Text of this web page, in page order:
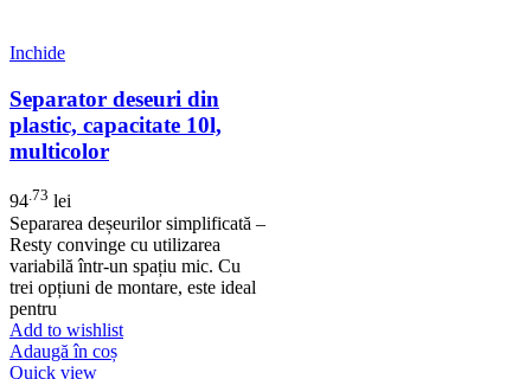
Inchide
Separator deseuri din
plastic, capacitate 10l,
multicolor
94.73 lei
Separarea deșeurilor simplificată –
Resty convinge cu utilizarea
variabilă într-un spațiu mic. Cu
trei opțiuni de montare, este ideal
pentru
Add to wishlist
Adaugă în coș
Quick view